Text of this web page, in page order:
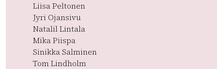
Liisa Peltonen
Jyri Ojansivu
Natalil Lintala
Mika Piispa
Sinikka Salminen
Tom Lindholm